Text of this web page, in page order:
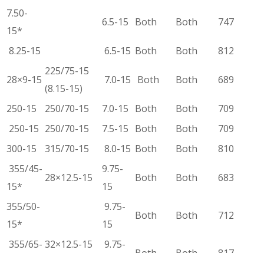
7.50-
15*
6.5-15 Both Both 747
8.25-15 6.5-15 Both Both 812
28×9-15
225/75-15
(8.15-15)
7.0-15 Both Both 689
250-15 250/70-15 7.0-15 Both Both
709
250-15 250/70-15 7.5-15 Both Both
709
300-15
315/70-15 8.0-15 Both Both
810
355/45-
15*
28×12.5-15
9.75-
15
Both Both 683
355/50-
15*
9.75-
15
Both Both 712
355/65- 32×12.5-15
9.75-